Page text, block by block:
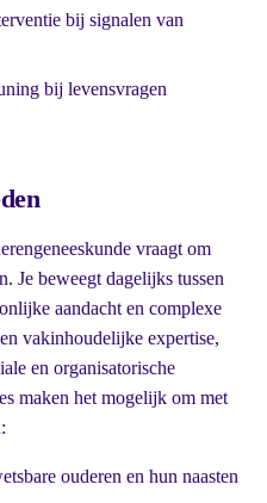
bij signalen van
bij levensvragen
vraagt om
Je beweegt dagelijks tussen
aandacht en complexe
vakinhoudelijke expertise,
en organisatorische
maken het mogelijk om met
ouderen en hun naasten